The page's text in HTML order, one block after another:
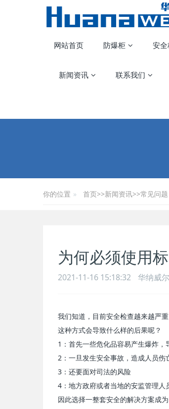
网站首页 防爆柜 安
新闻资讯 联系我们
你的位置 首页>>新闻资讯>>常见问题
为何必须使用
2021-11-16 15:18:32 华纳威尔
我们知道，目前安全检查越来越严
这种方式会导致什么样的后果呢？
1：首先一些危化品容易产生爆炸
2：一旦发生安全事故，造成人员
3：还要面对司法的风险
4：地方政府或者当地的安监管理
因此选择一整套安全的解决方案成